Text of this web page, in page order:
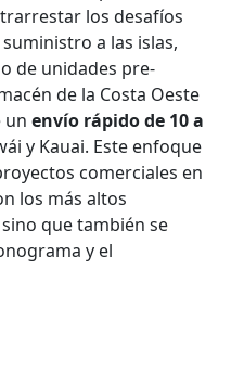
los desafíos
a las islas,
de unidades pre-
de la Costa Oeste
un envío rápido de 10 a
y Kauai. Este enfoque
comerciales en
los más altos
que también se
y el